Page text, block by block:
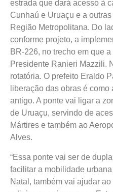
estrada que dará acesso à
Cunhaú e Uruaçu e a
Região Metropolitana. Do
conforme projeto, a
BR-226, no trecho em que
Presidente Ranieri Mazzili.
rotatória. O prefeito Eraldo
liberação das obras é
antigo. A ponte vai ligar a
de Uruaçu, servindo de
Mártires e também ao
Alves.
“Essa ponte vai ser de
facilitar a mobilidade
Natal, também vai ajudar